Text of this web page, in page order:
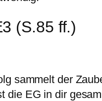
(S.85 ff.)
sammelt der
die EG in dir